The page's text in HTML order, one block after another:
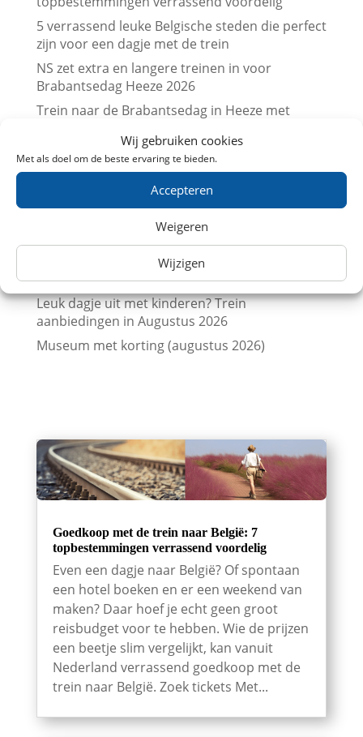
Wij gebruiken cookies
Met als doel om de beste ervaring te bieden.
Accepteren
Weigeren
Wijzigen
5 verrassend leuke Belgische steden die perfect
zijn voor een dagje met de trein
NS zet extra en langere treinen in voor
Brabantsedag Heeze 2026
Trein naar de Brabantsedag in Heeze met
Vergelijk treinkaartjes naar Londen met
prijskalenders
Vergelijk treinkaartjes naar Parijs met
prijskalenders
Treinkaartjes bij NS International met korting
Beurs en trein met korting (augustus 2026)
Leuk dagje uit met kinderen? Trein
aanbiedingen in Augustus 2026
Museum met korting (augustus 2026)
Goedkoop met de trein naar België: 7
topbestemmingen verrassend voordelig
Even een dagje naar België? Of spontaan
een hotel boeken en er een weekend van
maken? Daar hoef je echt geen groot
reisbudget voor te hebben. Wie de prijzen
een beetje slim vergelijkt, kan vanuit
Nederland verrassend goedkoop met de
trein naar België. Zoek tickets Met...